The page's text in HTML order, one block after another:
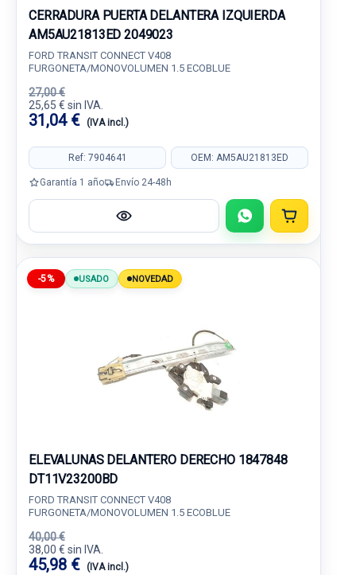
CERRADURA PUERTA DELANTERA IZQUIERDA
AM5AU21813ED 2049023
FORD TRANSIT CONNECT V408
FURGONETA/MONOVOLUMEN 1.5 ECOBLUE
27,00 €
25,65 € sin IVA.
31,04 € (IVA incl.)
Ref: 7904641 OEM: AM5AU21813ED
Garantía 1 año Envío 24-48h
-5% USADO NOVEDAD
ELEVALUNAS DELANTERO DERECHO 1847848
DT11V23200BD
FORD TRANSIT CONNECT V408
FURGONETA/MONOVOLUMEN 1.5 ECOBLUE
40,00 €
38,00 € sin IVA.
45,98 € (IVA incl.)